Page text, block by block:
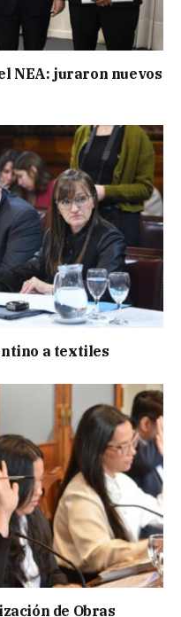
NEA: juraron nuevos
a textiles
de Obras